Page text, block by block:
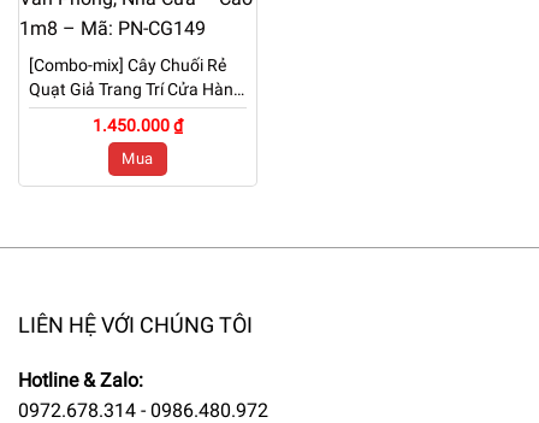
[Combo-mix] Cây Chuối Rẻ
Quạt Giả Trang Trí Cửa Hàng,
Studio, Tiệm Quán, Văn
Phòng, Nhà Cửa – Cao 1m8
– Mã: PN-CG149
1.450.000 ₫
Mua
LIÊN HỆ VỚI CHÚNG TÔI
Hotline & Zalo:
0972.678.314 - 0986.480.972